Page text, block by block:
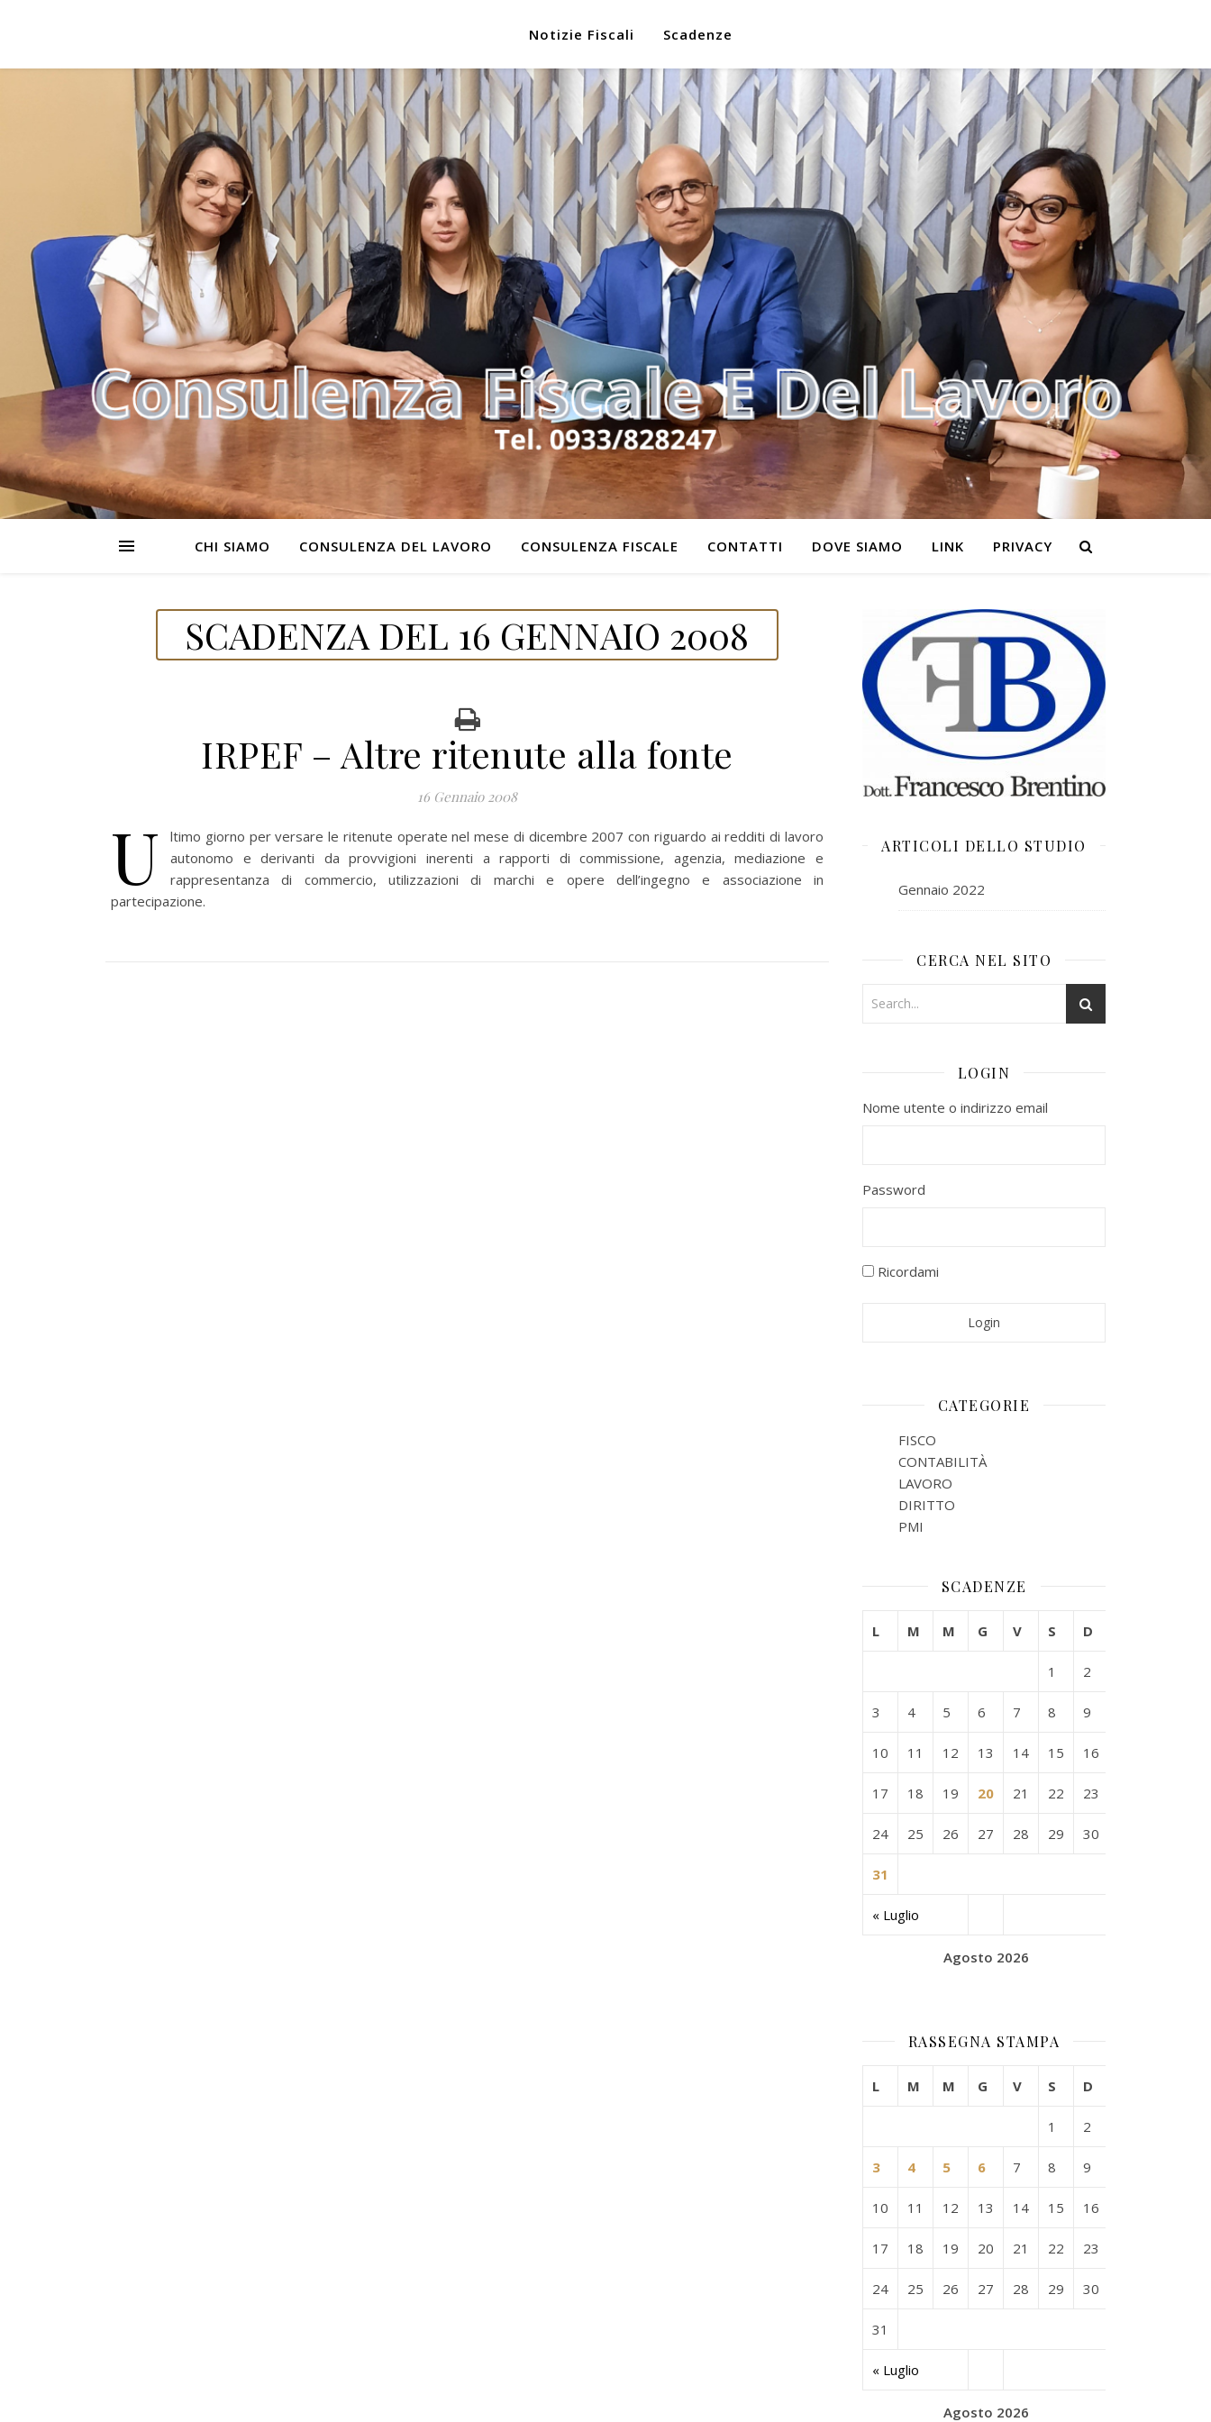
Notizie Fiscali Scadenze
CHI SIAMO CONSULENZA DEL LAVORO CONSULENZA FISCALE CONTATTI DOVE SIAMO LINK PRIVACY
SCADENZA DEL 16 GENNAIO 2008
IRPEF – Altre ritenute alla fonte
16 Gennaio 2008
U
ltimo giorno per versare le ritenute operate nel mese di dicembre 2007 con riguardo ai redditi di lavoro
autonomo e derivanti da provvigioni inerenti a rapporti di commissione, agenzia, mediazione e
rappresentanza di commercio, utilizzazioni di marchi e opere dell’ingegno e associazione in
partecipazione.
ARTICOLI DELLO STUDIO
Gennaio 2022
CERCA NEL SITO
LOGIN
Nome utente o indirizzo email
Password
Ricordami
CATEGORIE
FISCO
CONTABILITÀ
LAVORO
DIRITTO
PMI
SCADENZE
Agosto 2026
L M M G V S D
« Luglio
1 2
3 4 5 6 7 8 9
10 11 12 13 14 15 16
17 18 19 20 21 22 23
24 25 26 27 28 29 30
31
RASSEGNA STAMPA
Agosto 2026
L M M G V S D
« Luglio
1 2
3 4 5 6 7 8 9
10 11 12 13 14 15 16
17 18 19 20 21 22 23
24 25 26 27 28 29 30
31